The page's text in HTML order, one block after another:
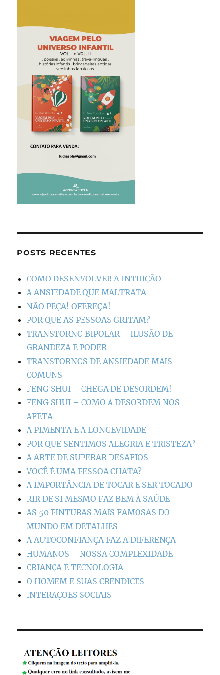
POSTS RECENTES
COMO DESENVOLVER A INTUIÇÃO
A ANSIEDADE QUE MALTRATA
NÃO PEÇA! OFEREÇA!
POR QUE AS PESSOAS GRITAM?
TRANSTORNO BIPOLAR – ILUSÃO DE
GRANDEZA E PODER
TRANSTORNOS DE ANSIEDADE MAIS
COMUNS
FENG SHUI – CHEGA DE DESORDEM!
FENG SHUI – COMO A DESORDEM NOS
AFETA
A PIMENTA E A LONGEVIDADE
POR QUE SENTIMOS ALEGRIA E TRISTEZA?
A ARTE DE SUPERAR DESAFIOS
VOCÊ É UMA PESSOA CHATA?
A IMPORTÂNCIA DE TOCAR E SER TOCADO
RIR DE SI MESMO FAZ BEM À SAÚDE
AS 50 PINTURAS MAIS FAMOSAS DO
MUNDO EM DETALHES
A AUTOCONFIANÇA FAZ A DIFERENÇA
HUMANOS – NOSSA COMPLEXIDADE
CRIANÇA E TECNOLOGIA
O HOMEM E SUAS CRENDICES
INTERAÇÕES SOCIAIS